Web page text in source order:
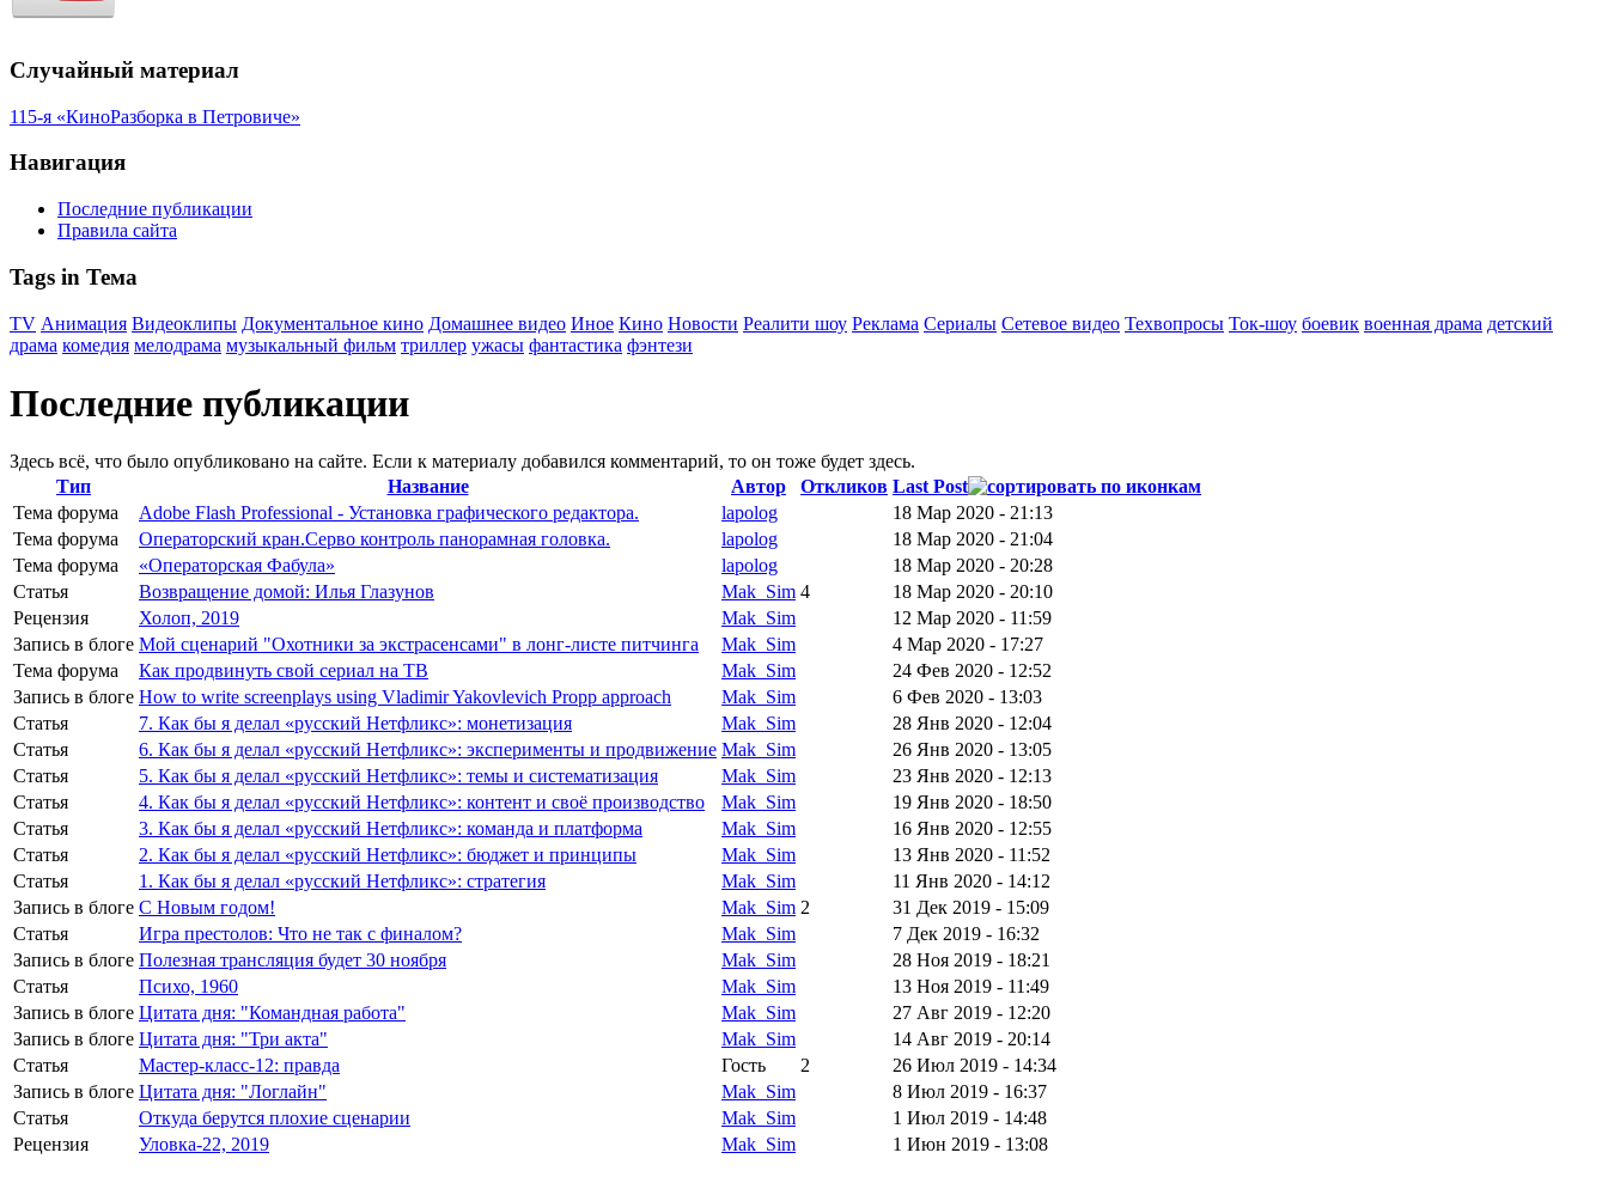
Случайный материал
115-я «КиноРазборка в Петровиче»
Навигация
Последние публикации
Правила сайта
Tags in Тема
TV Анимация Видеоклипы Документальное кино Домашнее видео Иное Кино Новости Реалити шоу Реклама Сериалы Сетевое видео Техвопросы Ток-шоу боевик военная драма детский
драма комедия мелодрама музыкальный фильм триллер ужасы фантастика фэнтези
Последние публикации
Здесь всё, что было опубликовано на сайте. Если к материалу добавился комментарий, то он тоже будет здесь.
Тип
Название Автор Откликов Last Post
Тема форума
Adobe Flash Professional - Установка графического редактора. lapolog
18 Мар 2020 - 21:13
Тема форума
Операторский кран.Серво контроль панорамная головка. lapolog
18 Мар 2020 - 21:04
Тема форума
«Операторская Фабула» lapolog
18 Мар 2020 - 20:28
Статья
Возвращение домой: Илья Глазунов Mak_Sim 4
18 Мар 2020 - 20:10
Рецензия
Холоп, 2019 Mak_Sim
12 Мар 2020 - 11:59
Запись в блоге Мой сценарий "Охотники за экстрасенсами" в лонг-листе питчинга Mak_Sim
4 Мар 2020 - 17:27
Тема форума
Как продвинуть свой сериал на ТВ Mak_Sim
24 Фев 2020 - 12:52
Запись в блоге How to write screenplays using Vladimir Yakovlevich Propp approach Mak_Sim
6 Фев 2020 - 13:03
Статья
7. Как бы я делал «русский Нетфликс»: монетизация Mak_Sim
28 Янв 2020 - 12:04
Статья
6. Как бы я делал «русский Нетфликс»: эксперименты и продвижение Mak_Sim
26 Янв 2020 - 13:05
Статья
5. Как бы я делал «русский Нетфликс»: темы и систематизация Mak_Sim
23 Янв 2020 - 12:13
Статья
4. Как бы я делал «русский Нетфликс»: контент и своё производство Mak_Sim
19 Янв 2020 - 18:50
Статья
3. Как бы я делал «русский Нетфликс»: команда и платформа Mak_Sim
16 Янв 2020 - 12:55
Статья
2. Как бы я делал «русский Нетфликс»: бюджет и принципы Mak_Sim
13 Янв 2020 - 11:52
Статья
1. Как бы я делал «русский Нетфликс»: стратегия Mak_Sim
11 Янв 2020 - 14:12
Запись в блоге С Новым годом! Mak_Sim 2
31 Дек 2019 - 15:09
Статья
Игра престолов: Что не так с финалом? Mak_Sim
7 Дек 2019 - 16:32
Запись в блоге Полезная трансляция будет 30 ноября Mak_Sim
28 Ноя 2019 - 18:21
Статья
Психо, 1960 Mak_Sim
13 Ноя 2019 - 11:49
Запись в блоге Цитата дня: "Командная работа" Mak_Sim
27 Авг 2019 - 12:20
Запись в блоге Цитата дня: "Три акта" Mak_Sim
14 Авг 2019 - 20:14
Статья
Мастер-класс-12: правда Гость 2
26 Июл 2019 - 14:34
Запись в блоге Цитата дня: "Логлайн" Mak_Sim
8 Июл 2019 - 16:37
Статья
Откуда берутся плохие сценарии Mak_Sim
1 Июл 2019 - 14:48
Рецензия
Уловка-22, 2019 Mak_Sim 1 Июн 2019 - 13:08